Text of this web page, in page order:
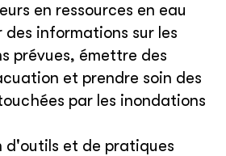
en ressources en eau
informations sur les
prévues, émettre des
et prendre soin des
par les inondations
d'outils et de pratiques